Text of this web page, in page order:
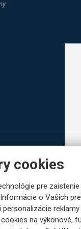
cookies
pre
o Vašich
na výkonové,